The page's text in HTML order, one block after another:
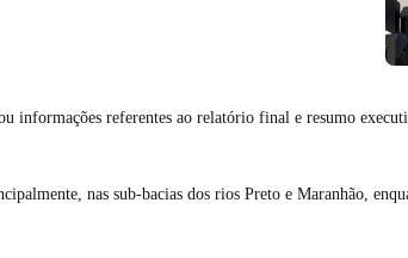
informações referentes ao relatório final e resumo
nas sub-bacias dos rios Preto e Maranhão,